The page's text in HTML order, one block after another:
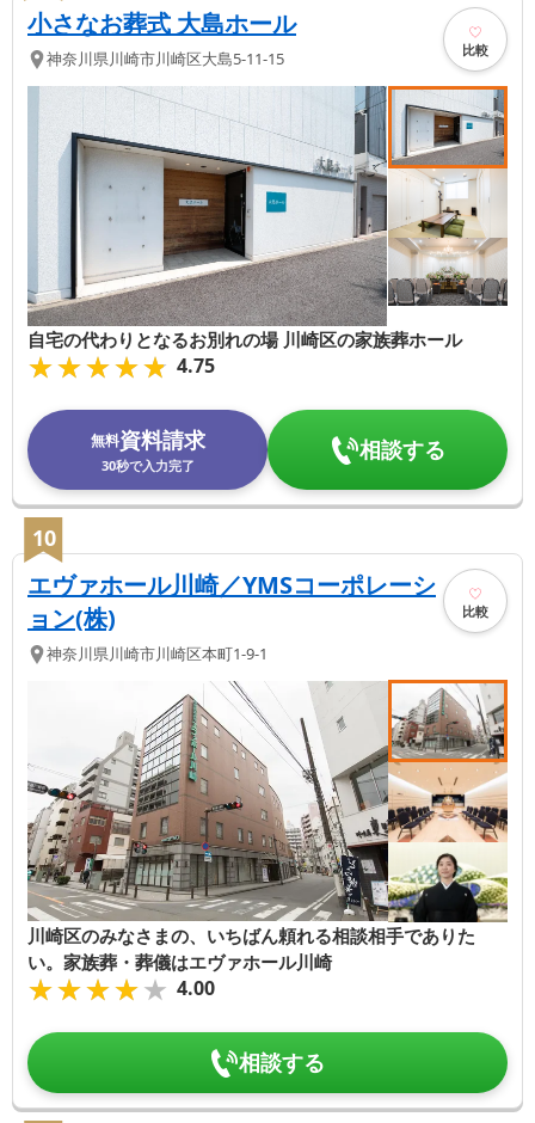
小さなお葬式 大島ホール
神奈川県川崎市川崎区大島5-11-15 比較
自宅の代わりとなるお別れの場 川崎区の家族葬ホール
★★★★★
★★★★★ 4.75
無料資料請求
30秒で入力完了
相談する
10
エヴァホール川崎／YMSコーポレーシ
ョン(株)
神奈川県川崎市川崎区本町1-9-1
比較
川崎区のみなさまの、いちばん頼れる相談相手でありた
い。家族葬・葬儀はエヴァホール川崎
★★★★★
★★★★★ 4.00
相談する